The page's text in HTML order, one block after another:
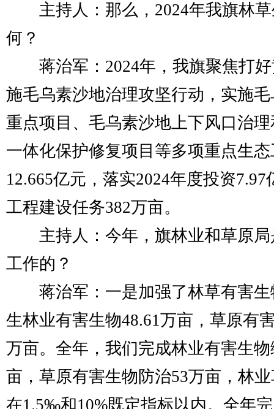
主持人：那么，2024年我旗林草
何？
蒋治军：2024年，我旗聚焦打好
施毛乌素沙地治理攻坚行动，实施
重点项目、毛乌素沙地上下风口治
一体化保护修复项目等多项重点生
12.665亿元，落实2024年度投资
工程建设任务382万亩。
主持人：今年，旗林业和草原局
工作的？
蒋治军：一是加强了林草有害生
生林业有害生物48.61万亩，草原有
万亩。全年，我们完成林业有害生
亩，草原有害生物防治53万亩，林
在1.5‰和10%既定指标以内。全年